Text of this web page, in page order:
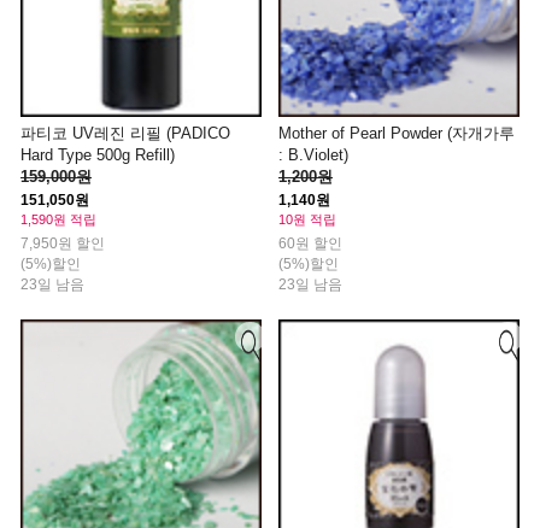
파티코 UV레진 리필 (PADICO
Hard Type 500g Refill)
159,000원
151,050원
1,590원 적립
7,950원 할인
(5%)할인
23일 남음
Mother of Pearl Powder (자개가루
: B.Violet)
1,200원
1,140원
10원 적립
60원 할인
(5%)할인
23일 남음